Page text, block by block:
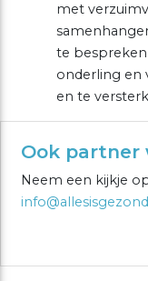
met
te
onderling en
en te
Ook partner
Neem een kijkje